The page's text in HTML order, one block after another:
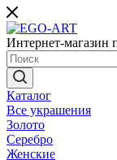
Интернет-магазин
Каталог
Все украшения
Золото
Серебро
Женские